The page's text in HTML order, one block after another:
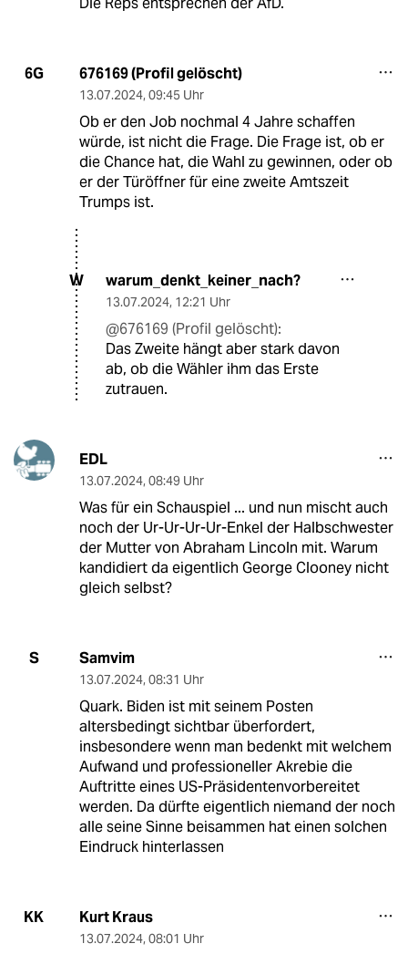
6G 676169 (Profil gelöscht)
13.07.2024, 09:45 Uhr
Ob er den Job nochmal 4 Jahre schaffen
würde, ist nicht die Frage. Die Frage ist, ob er
die Chance hat, die Wahl zu gewinnen, oder ob
er der Türöffner für eine zweite Amtszeit
Trumps ist.
W warum_denkt_keiner_nach?
13.07.2024, 12:21 Uhr
@676169 (Profil gelöscht):
Das Zweite hängt aber stark davon
ab, ob die Wähler ihm das Erste
zutrauen.
EDL
13.07.2024, 08:49 Uhr
Was für ein Schauspiel ... und nun mischt auch
noch der Ur-Ur-Ur-Ur-Enkel der Halbschwester
der Mutter von Abraham Lincoln mit. Warum
kandidiert da eigentlich George Clooney nicht
gleich selbst?
S Samvim
13.07.2024, 08:31 Uhr
Quark. Biden ist mit seinem Posten
altersbedingt sichtbar überfordert,
insbesondere wenn man bedenkt mit welchem
Aufwand und professioneller Akrebie die
Auftritte eines US-Präsidentenvorbereitet
werden. Da dürfte eigentlich niemand der noch
alle seine Sinne beisammen hat einen solchen
Eindruck hinterlassen
KK Kurt Kraus
13.07.2024, 08:01 Uhr